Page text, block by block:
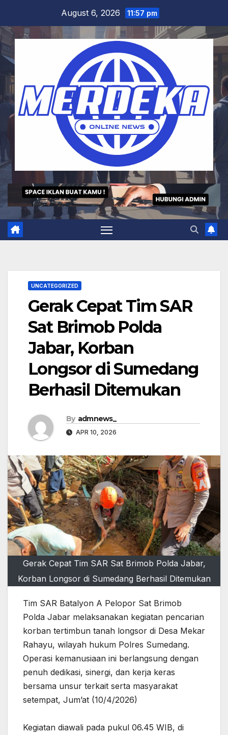
content
August 6, 2026 11:57 pm
UNCATEGORIZED
Gerak Cepat Tim SAR
Sat Brimob Polda
Jabar, Korban
Longsor di Sumedang
Berhasil Ditemukan
By admnews_
APR 10, 2026
Gerak Cepat Tim SAR Sat Brimob Polda Jabar,
Korban Longsor di Sumedang Berhasil Ditemukan
Tim SAR Batalyon A Pelopor Sat Brimob
Polda Jabar melaksanakan kegiatan pencarian
korban tertimbun tanah longsor di Desa Mekar
Rahayu, wilayah hukum Polres Sumedang.
Operasi kemanusiaan ini berlangsung dengan
penuh dedikasi, sinergi, dan kerja keras
bersama unsur terkait serta masyarakat
setempat, Jum’at (10/4/2026)
‎Kegiatan diawali pada pukul 06.45 WIB, di